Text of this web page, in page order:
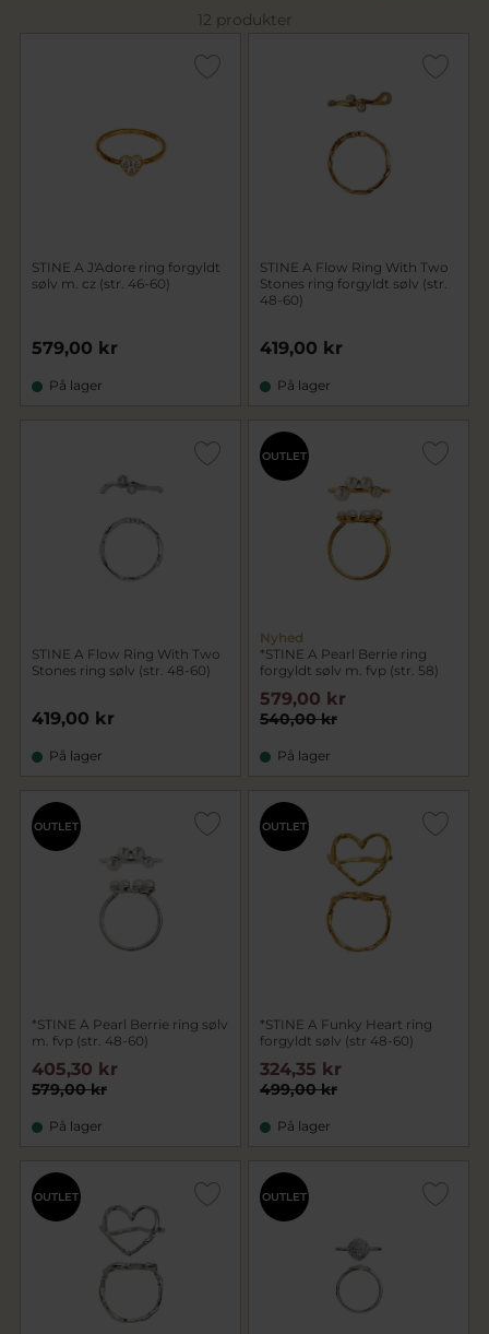
dit look personlighed.
12 produkter
STINE A J'Adore ring forgyldt
sølv m. cz (str. 46-60)
579,00 kr
På lager
STINE A Flow Ring With Two
Stones ring forgyldt sølv (str.
48-60)
419,00 kr
På lager
STINE A Flow Ring With Two
Stones ring sølv (str. 48-60)
419,00 kr
På lager
OUTLET
Nyhed
*STINE A Pearl Berrie ring
forgyldt sølv m. fvp (str. 58)
540,00 kr
579,00 kr
På lager
OUTLET
*STINE A Pearl Berrie ring sølv
m. fvp (str. 48-60)
579,00 kr
405,30 kr
På lager
OUTLET
*STINE A Funky Heart ring
forgyldt sølv (str 48-60)
499,00 kr
324,35 kr
På lager
OUTLET OUTLET